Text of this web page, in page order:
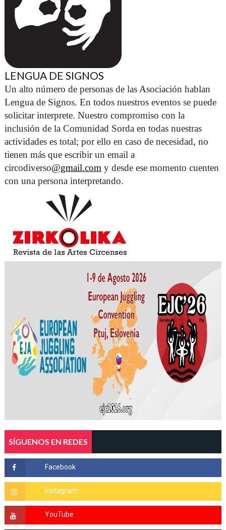
LENGUA DE SIGNOS
Un alto número de personas de las Asociación hablan
Lengua de Signos. En todos nuestros eventos se puede
solicitar interprete. Nuestro compromiso con la
inclusión de la Comunidad Sorda en todas nuestras
actividades es total; por ello en caso de necesidad, no
tienen más que escribir un email a
circodiverso@gmail.com y desde ese momento cuenten
con una persona interpretando.
SÍGUENOS EN REDES